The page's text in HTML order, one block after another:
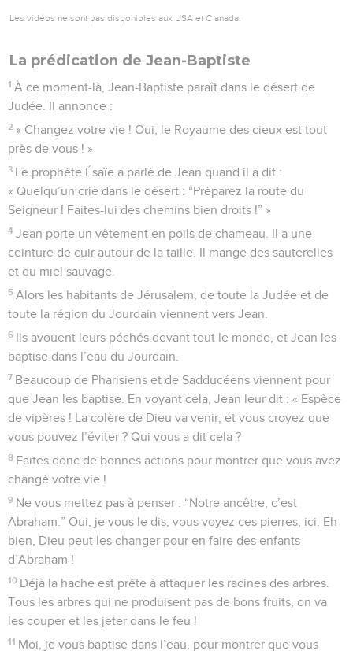
Les vidéos ne sont pas disponibles aux USA et C anada.
La prédication de Jean-Baptiste
1 À ce moment-là, Jean-Baptiste paraît dans le désert de
Judée. Il annonce :
2 « Changez votre vie ! Oui, le Royaume des cieux est tout
près de vous ! »
3 Le prophète Ésaïe a parlé de Jean quand il a dit :
« Quelqu’un crie dans le désert : “Préparez la route du
Seigneur ! Faites-lui des chemins bien droits !” »
4 Jean porte un vêtement en poils de chameau. Il a une
ceinture de cuir autour de la taille. Il mange des sauterelles
et du miel sauvage.
5 Alors les habitants de Jérusalem, de toute la Judée et de
toute la région du Jourdain viennent vers Jean.
6 Ils avouent leurs péchés devant tout le monde, et Jean les
baptise dans l’eau du Jourdain.
7 Beaucoup de Pharisiens et de Sadducéens viennent pour
que Jean les baptise. En voyant cela, Jean leur dit : « Espèce
de vipères ! La colère de Dieu va venir, et vous croyez que
vous pouvez l’éviter ? Qui vous a dit cela ?
8 Faites donc de bonnes actions pour montrer que vous avez
changé votre vie !
9 Ne vous mettez pas à penser : “Notre ancêtre, c’est
Abraham.” Oui, je vous le dis, vous voyez ces pierres, ici. Eh
bien, Dieu peut les changer pour en faire des enfants
d’Abraham !
10 Déjà la hache est prête à attaquer les racines des arbres.
Tous les arbres qui ne produisent pas de bons fruits, on va
les couper et les jeter dans le feu !
11 Moi, je vous baptise dans l’eau, pour montrer que vous